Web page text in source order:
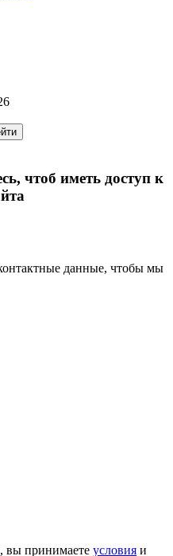
чтоб иметь доступ к
данные, чтобы мы
вы принимаете условия и